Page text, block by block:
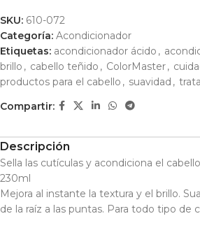
SKU: 610-072
Categoría: Acondicionador
Etiquetas: acondicionador ácido ,
brillo , cabello teñido , ColorMaster,
productos para el cabello , suavidad ,
Compartir:
Descripción
Sella las cutículas y acondiciona el cabello
230ml
Mejora al instante la textura y el brillo.
de la raíz a las puntas. Para todo tipo de